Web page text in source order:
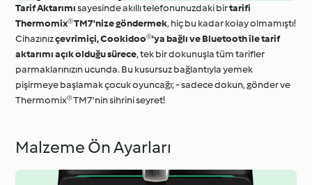
Tarif Aktarımısayesinde akıllı telefonunuzdaki birtarifi
Thermomix® TM7'nize göndermek, hiç bu kadar kolay olmamıştı!
Cihazınızçevrimiçi, Cookidoo®'ya bağlı ve Bluetooth ile tarif
aktarımı açık olduğu sürece, tek bir dokunuşla tüm tarifler
parmaklarınızın ucunda. Bu kusursuz bağlantıyla yemek
pişirmeye başlamak çocuk oyuncağı; - sadece dokun, gönder ve
Thermomix® TM7'nin sihrini seyret!
Malzeme Ön Ayarları